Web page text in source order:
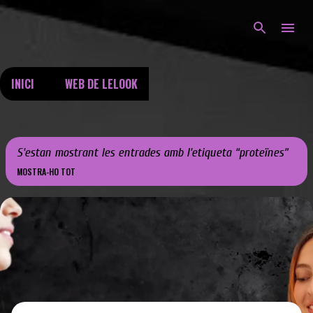
INICI WEB DE LELOOK
S'estan mostrant les entrades amb l'etiqueta proteïnes
MOSTRA-HO TOT
E
n
t
r